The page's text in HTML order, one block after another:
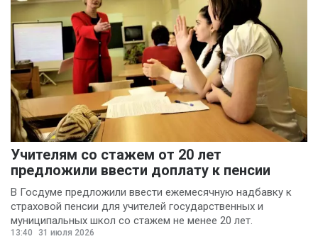
Учителям со стажем от 20 лет
предложили ввести доплату к пенсии
В Госдуме предложили ввести ежемесячную надбавку к
страховой пенсии для учителей государственных и
муниципальных школ со стажем не менее 20 лет.
13:40
31 июля 2026